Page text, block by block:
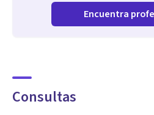
Encuentra
Consultas